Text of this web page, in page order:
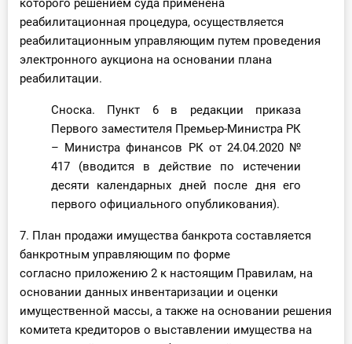
которого решением суда применена
реабилитационная процедура, осуществляется
реабилитационным управляющим путем проведения
электронного аукциона на основании плана
реабилитации.
Сноска. Пункт 6 в редакции приказа
Первого заместителя Премьер-Министра РК
– Министра финансов РК от 24.04.2020 №
417 (вводится в действие по истечении
десяти календарных дней после дня его
первого официального опубликования).
7. План продажи имущества банкрота составляется
банкротным управляющим по форме
согласно приложению 2 к настоящим Правилам, на
основании данных инвентаризации и оценки
имущественной массы, а также на основании решения
комитета кредиторов о выставлении имущества на